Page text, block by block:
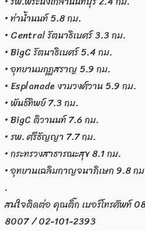
• ท่าน้ำนนท์ 5.8 กม.
• Central รัตนาธิเบศร์ 3.3 กม.
• BigC รัตนาธิเบศร์ 5.4 กม.
• อุทยานมกุฎสราญ 5.9 กม.
• Esplanade งามวงศ์วาน 5.9 กม.
• พันธ์ทิพย์ 7.3 กม.
• BigC ติวานนท์ 7.6 กม.
• รพ. ศรีธัญญา 7.7 กม.
• กระทรวงสาธารณะสุข 8.1 กม.
• อุทยานเฉลิมกาญจนาภิเษก 9.8 ก
.
สนใจติดต่อ คุณติ๊ก เบอร์โทรศัพท์
8007 / 02-101-2393